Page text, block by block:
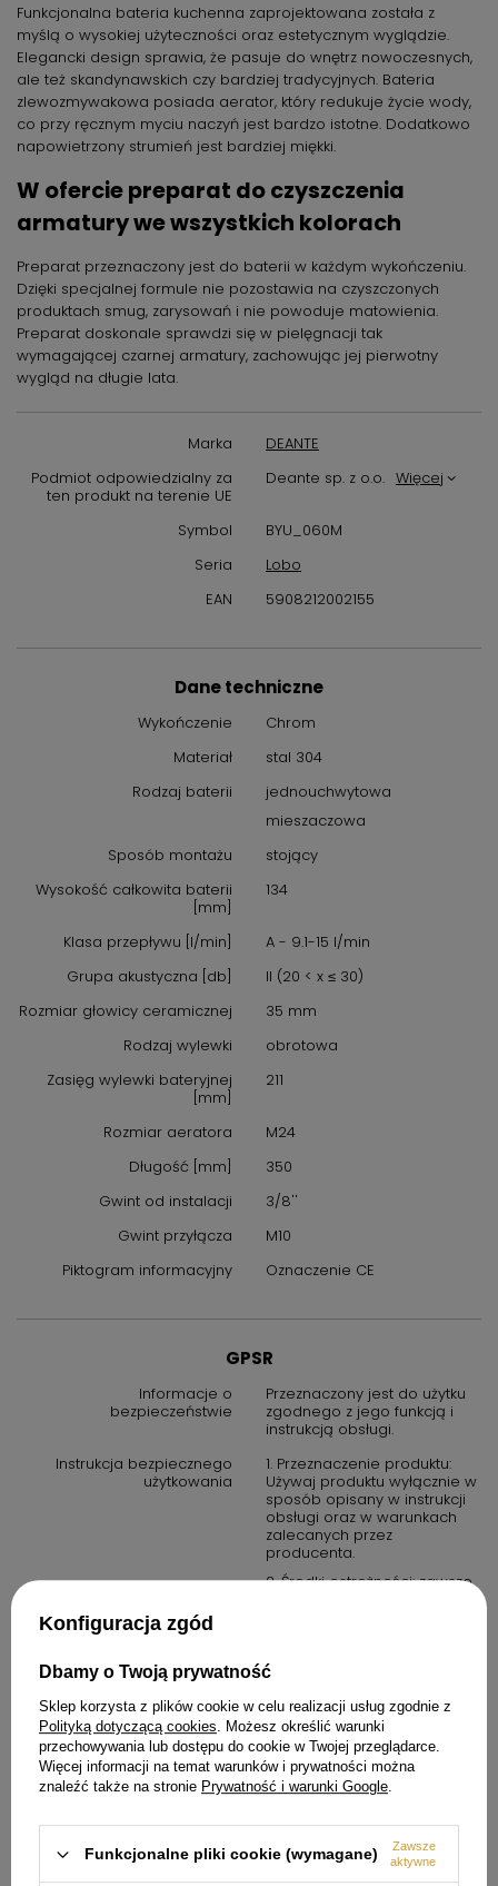
Funkcjonalna bateria kuchenna zaprojektowana została z
myślą o wysokiej użyteczności oraz estetycznym wyglądzie.
Elegancki design sprawia, że pasuje do wnętrz nowoczesnych,
ale też skandynawskich czy bardziej tradycyjnych. Bateria
zlewozmywakowa posiada aerator, który redukuje życie wody,
co przy ręcznym myciu naczyń jest bardzo istotne. Dodatkowo
napowietrzony strumień jest bardziej miękki.
W ofercie preparat do czyszczenia
armatury we wszystkich kolorach
Preparat przeznaczony jest do baterii w każdym wykończeniu.
Dzięki specjalnej formule nie pozostawia na czyszczonych
produktach smug, zarysowań i nie powoduje matowienia.
Preparat doskonale sprawdzi się w pielęgnacji tak
wymagającej czarnej armatury, zachowując jej pierwotny
wygląd na długie lata.
Marka
DEANTE
Podmiot odpowiedzialny za
ten produkt na terenie UE
Deante sp. z o.o. Więcej
Symbol
BYU_060M
Seria
Lobo
EAN
5908212002155
Dane techniczne
Wykończenie
Chrom
Materiał
stal 304
Rodzaj baterii
jednouchwytowa
mieszaczowa
Sposób montażu
stojący
Wysokość całkowita baterii
[mm]
134
Klasa przepływu [l/min]
A - 9.1-15 l/min
Grupa akustyczna [db]
II (20 < x ≤ 30)
Rozmiar głowicy ceramicznej
35 mm
Rodzaj wylewki
obrotowa
Zasięg wylewki bateryjnej
[mm]
211
Rozmiar aeratora
M24
Długość [mm]
350
Gwint od instalacji
3/8''
Gwint przyłącza
M10
Piktogram informacyjny
Oznaczenie CE
GPSR
Informacje o
bezpieczeństwie
Przeznaczony jest do użytku
zgodnego z jego funkcją i
instrukcją obsługi.
Instrukcja bezpiecznego
użytkowania
1. Przeznaczenie produktu:
Używaj produktu wyłącznie w
sposób opisany w instrukcji
obsługi oraz w warunkach
zalecanych przez
producenta.
2. Środki ostrożności: zawsze
przechowywać go poza
instrukcja stanowi inaczej.
3. W przypadku produktów
elektrycznych: upewnij się, że
urządzenie jest podłączone
do prawidłowego źródła
urządzenia w wilgotnych
warunkach, chyba że jest to
produkt oznaczony jako
wodoodporny.
Konfiguracja zgód
Dbamy o Twoją prywatność
Sklep korzysta z plików cookie w celu realizacji usług zgodnie z
Polityką dotyczącą cookies. Możesz określić warunki
przechowywania lub dostępu do cookie w Twojej przeglądarce.
Więcej informacji na temat warunków i prywatności można
znaleźć także na stronie Prywatność i warunki Google.
Funkcjonalne pliki cookie (wymagane)
Zawsze
aktywne